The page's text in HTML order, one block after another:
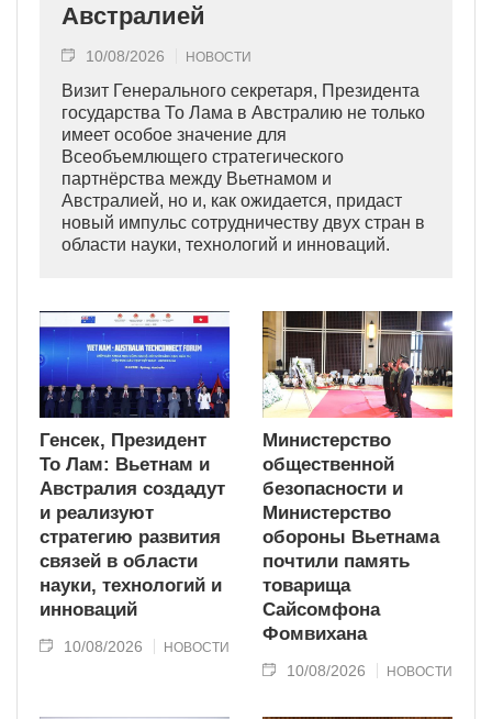
Австралией
10/08/2026 НОВОСТИ
Визит Генерального секретаря, Президента
государства То Лама в Австралию не только
имеет особое значение для
Всеобъемлющего стратегического
партнёрства между Вьетнамом и
Австралией, но и, как ожидается, придаст
новый импульс сотрудничеству двух стран в
области науки, технологий и инноваций.
Генсек, Президент
То Лам: Вьетнам и
Австралия создадут
и реализуют
стратегию развития
связей в области
науки, технологий и
инноваций
10/08/2026 НОВОСТИ
Министерство
общественной
безопасности и
Министерство
обороны Вьетнама
почтили память
товарища
Сайсомфона
Фомвихана
10/08/2026 НОВОСТИ